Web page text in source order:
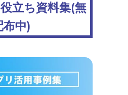
立ち資料集(無
布中)